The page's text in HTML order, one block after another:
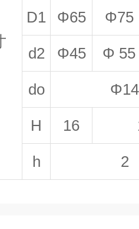
D1 Φ65 Φ75
d2 Φ45 Φ 55
do Φ14
H 16
h 2